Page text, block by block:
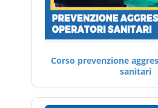
Corso prevenzione
sanitari